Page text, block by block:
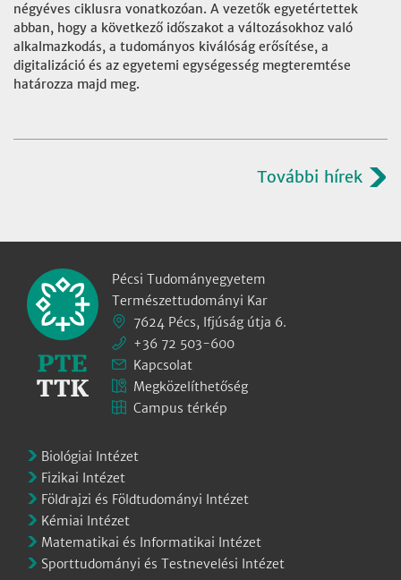
négyéves ciklusra vonatkozóan. A vezetők egyetértettek
abban, hogy a következő időszakot a változásokhoz való
alkalmazkodás, a tudományos kiválóság erősítése, a
digitalizáció és az egyetemi egységesség megteremtése
határozza majd meg.
További hírek
Pécsi Tudományegyetem
Természettudományi Kar
7624 Pécs, Ifjúság útja 6.
+36 72 503-600
Kapcsolat
Megközelíthetőség
Campus térkép
Biológiai Intézet
Fizikai Intézet
Földrajzi és Földtudományi Intézet
Kémiai Intézet
Matematikai és Informatikai Intézet
Sporttudományi és Testnevelési Intézet